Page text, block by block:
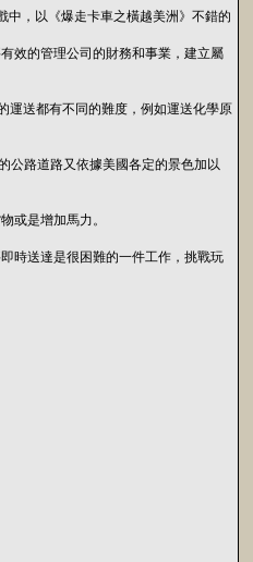
，以《爆走卡車之橫越美洲》不錯的
效的管理公司的財務和事業，建立屬
送都有不同的難度，例如運送化學原
路道路又依據美國各定的景色加以
或是增加馬力。
時送達是很困難的一件工作，挑戰玩